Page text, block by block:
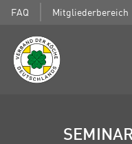
FAQ Mitgliederbereich